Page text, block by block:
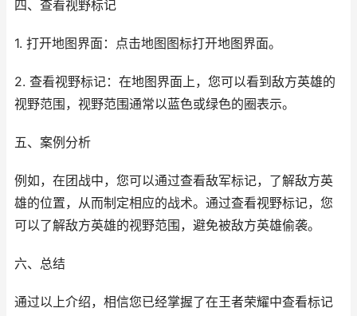
四、查看视野标记
1. 打开地图界面：点击地图图标打开地图界面。
2. 查看视野标记：在地图界面上，您可以看到敌方英雄的
视野范围，视野范围通常以蓝色或绿色的圈表示。
五、案例分析
例如，在团战中，您可以通过查看敌军标记，了解敌方英
雄的位置，从而制定相应的战术。通过查看视野标记，您
可以了解敌方英雄的视野范围，避免被敌方英雄偷袭。
六、总结
通过以上介绍，相信您已经掌握了在王者荣耀中查看标记